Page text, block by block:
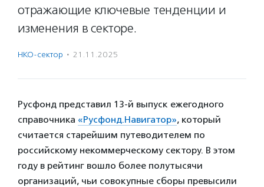
отражающие ключевые тенденции и
изменения в секторе.
НКО-сектор · 21.11.2025
Русфонд представил 13-й выпуск ежегодного
справочника «Русфонд.Навигатор», который
считается старейшим путеводителем по
российскому некоммерческому сектору. В этом
году в рейтинг вошло более полутысячи
организаций, чьи совокупные сборы превысили